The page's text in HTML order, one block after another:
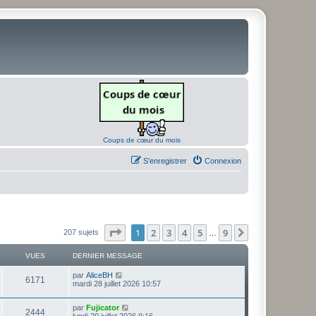
Coups de cœur du mois
Connexion
S’enregistrer
207 sujets Page sur9
1 2 3 4 5 9
VUES DERNIER MESSAGE
6171
u
D
e
n
i
par AliceBH
mardi 28 juillet 2026 10:57
2444V
D
par Fujicator